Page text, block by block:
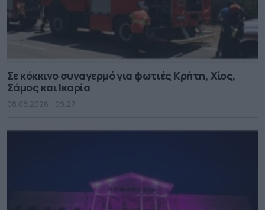
Σε κόκκινο συναγερμό για φωτιές Κρήτη, Χίος,
Σάμος και Ικαρία
08.08.2026 - 09.27